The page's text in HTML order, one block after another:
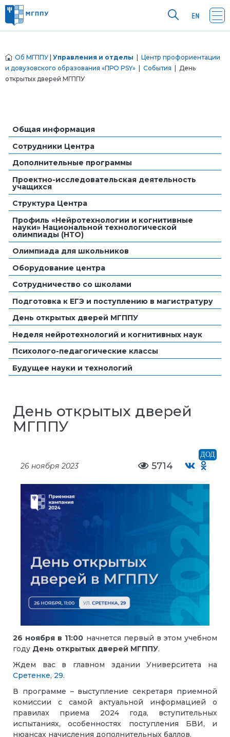
Об МГППУ Управления и отделы
Центр профориентации
и довузовского образования «ПРО PSY»
События | День
открытых дверей МГППУ
Общая информация
Сотрудники Центра
Дополнительные программы
Проектно-исследовательская деятельность
учащихся
Структура Центра
Профиль «Нейротехнологии и когнитивные
науки» Национальной технологической
олимпиады (НТО)
Олимпиада для школьников
Оборудование центра
Сотрудничество со школами
Подготовка к ЕГЭ и поступлению в магистратуру
День открытых дверей МГППУ
Неделя нейротехнологий и когнитивных наук
Психолого-педагогические классы
Будущее науки и технологий
День открытых дверей
МГППУ
ДОД
26 ноября 2023 5714
26 ноября в 11:00 начнется первый в этом учебном
году День открытых дверей МГППУ.
Ждем вас в главном здании Университета на
Сретенке, 29.
В программе – выступление секретаря приемной
комиссии с самой актуальной информацией о
правилах приема 2024 года, вступительных
испытаниях, особенностях поступления БВИ, и
нюансах начисления дополнительных баллов.